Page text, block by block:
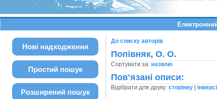
Нові надходження
Простий пошук
Розширений пошук
До списку авторів
Попівняк, О. О.
Сортувати за: назвою
Пов’язані описи:
Відібрати для друку: сторінку|